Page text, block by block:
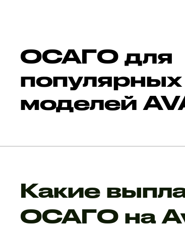
ОСАГО для
популярных
моделей
Какие
ОСАГО на